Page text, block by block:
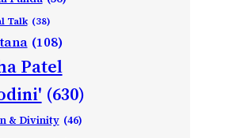
Talk (38)
(108)
Patel
(630)
& Divinity (46)